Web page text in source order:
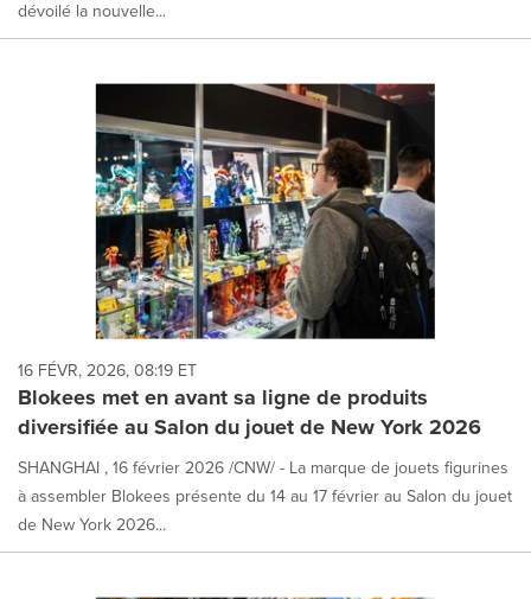
dévoilé la nouvelle...
16 FÉVR, 2026, 08:19 ET
Blokees met en avant sa ligne de produits
diversifiée au Salon du jouet de New York 2026
SHANGHAI , 16 février 2026 /CNW/ - La marque de jouets figurines
à assembler Blokees présente du 14 au 17 février au Salon du jouet
de New York 2026...